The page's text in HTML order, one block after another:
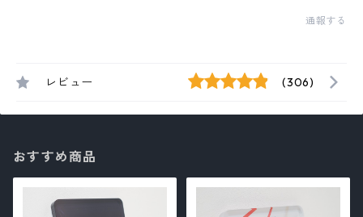
通報する
レビュー (306)
おすすめ商品